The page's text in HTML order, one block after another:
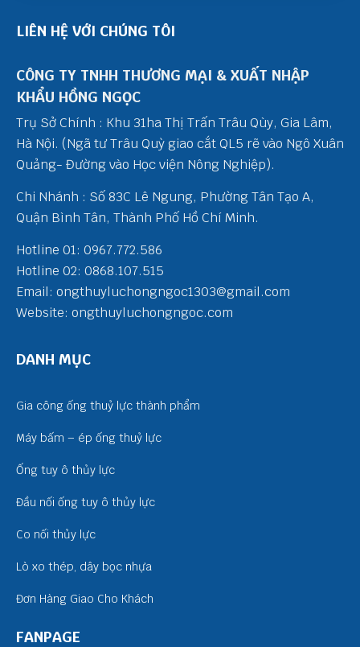
LIÊN HỆ VỚI CHÚNG TÔI
CÔNG TY TNHH THƯƠNG MẠI & XUẤT NHẬP
KHẨU HỒNG NGỌC
Trụ Sở Chính : Khu 31ha Thị Trấn Trâu Qùy, Gia Lâm,
Hà Nội. (Ngã tư Trâu Quỳ giao cắt QL5 rẽ vào Ngô Xuân
Quảng- Đường vào Học viện Nông Nghiệp).
Chi Nhánh : Số 83C Lê Ngung, Phường Tân Tạo A,
Quận Bình Tân, Thành Phố Hồ Chí Minh.
Hotline 01: 0967.772.586
Hotline 02: 0868.107.515
Email: ongthuyluchongngoc1303@gmail.com
Website: ongthuyluchongngoc.com
DANH MỤC
Gia công ống thuỷ lực thành phẩm
Máy bấm – ép ống thuỷ lực
Ống tuy ô thủy lực
Đầu nối ống tuy ô thủy lực
Co nối thủy lực
Lò xo thép, dây bọc nhựa
Đơn Hàng Giao Cho Khách
FANPAGE